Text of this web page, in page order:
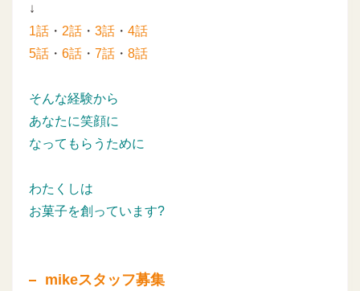
↓
1話 ・ 2話 ・ 3話 ・ 4話
5話 ・ 6話 ・ 7話 ・ 8話
そんな経験から
あなたに笑顔に
なってもらうために
わたくしは
お菓子を創っています?
mikeスタッフ募集